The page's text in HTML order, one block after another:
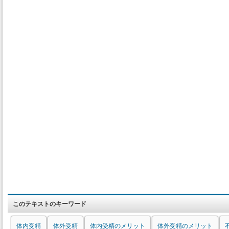
このテキストのキーワード
体内受精 体外受精 体内受精のメリット 体外受精のメリット